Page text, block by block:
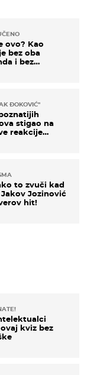
ovo? Kao
bez oba
i bez
ĐOKOVIĆ"
stigao na
reakcije
to zvuči kad
Jozinović
hit!
kviz bez